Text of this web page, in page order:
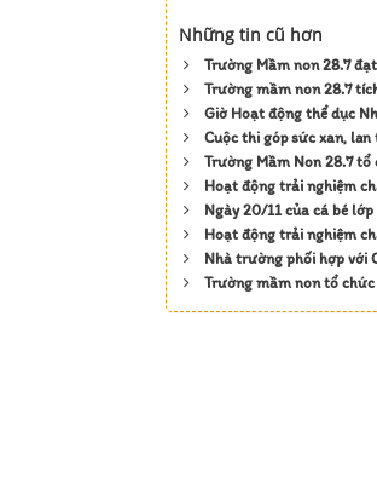
Những tin cũ hơn
Trường Mầm non 28.7
Trường mầm non 28.7
Giờ Hoạt động thể dục
Cuộc thi góp sức xan,
Trường Mầm Non 28.7
Hoạt động trải nghiệm
Ngày 20/11 của cá bé
Hoạt động trải nghiệm
Nhà trường phối hợp với
Trường mầm non tổ